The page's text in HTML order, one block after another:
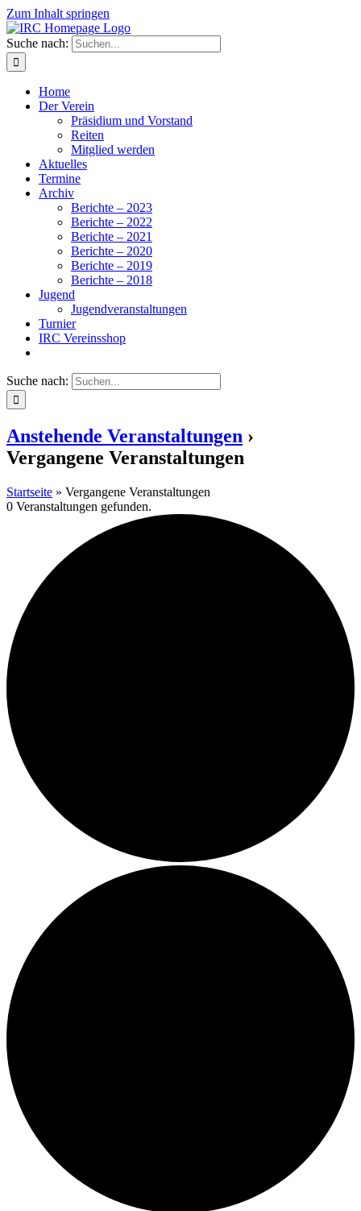
Zum Inhalt springen
Suche nach:
Home
Der Verein
Präsidium und Vorstand
Reiten
Mitglied werden
Aktuelles
Termine
Archiv
Berichte – 2023
Berichte – 2022
Berichte – 2021
Berichte – 2020
Berichte – 2019
Berichte – 2018
Jugend
Jugendveranstaltungen
Turnier
IRC Vereinsshop
Suche nach:
Anstehende Veranstaltungen ›
Vergangene Veranstaltungen
Startseite » Vergangene Veranstaltungen
0 Veranstaltungen gefunden.